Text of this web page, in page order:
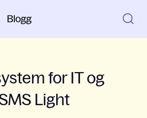
Blogg
for IT og
Light